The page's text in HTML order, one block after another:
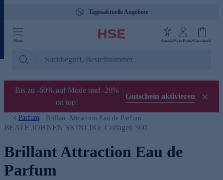
Tagesaktuelle Angebote
Menü AnsichtMein KontoWarenkorb
Bis zu -60% auf Mode und -20%
on top!
Gutschein aktivieren
Parfum Brillant Attraction Eau de Parfum
BEATE JOHNEN SKINLIKE Collagen 360
Brillant Attraction Eau de
Parfum